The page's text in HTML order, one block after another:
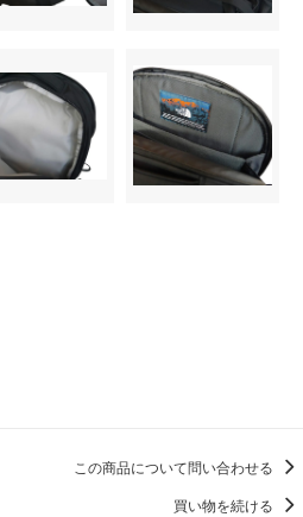
この商品について問い合わせる
買い物を続ける